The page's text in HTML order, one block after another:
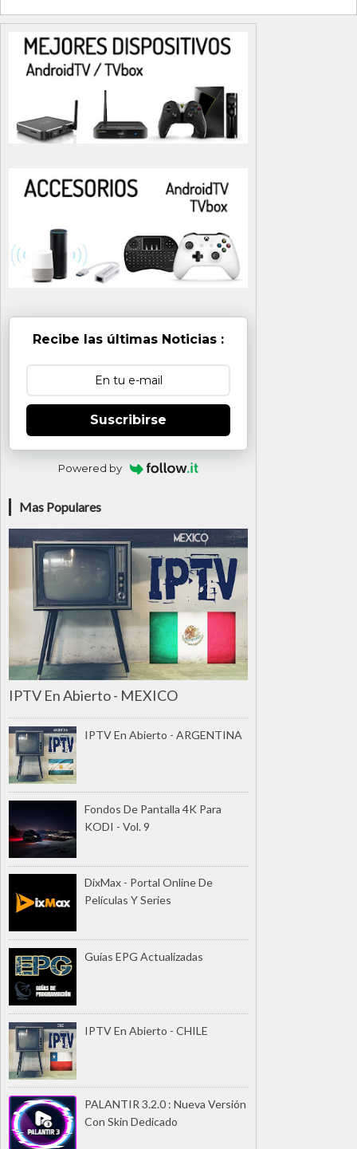
Recibe las últimas Noticias :
Suscribirse
Powered by
Mas Populares
IPTV En Abierto - MEXICO
IPTV En Abierto - ARGENTINA
Fondos De Pantalla 4K Para
KODI - Vol. 9
DixMax - Portal Online De
Películas Y Series
Guías EPG Actualizadas
IPTV En Abierto - CHILE
PALANTIR 3.2.0 : Nueva Versión
Con Skin Dedicado